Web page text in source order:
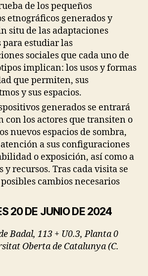
de los pequeños
etnográficos generados y
situ de las adaptaciones
para estudiar las
sociales que cada uno de
implican: los usos y formas
que permiten, sus
y sus espacios.
generados se entrará
con los actores que transiten o
nuevos espacios de sombra,
a sus configuraciones
o exposición, así como a
y recursos. Tras cada visita se
cambios necesarios
20 DE JUNIO DE 2024
Badal, 113 + U0.3, Planta 0
Oberta de Catalunya (C.